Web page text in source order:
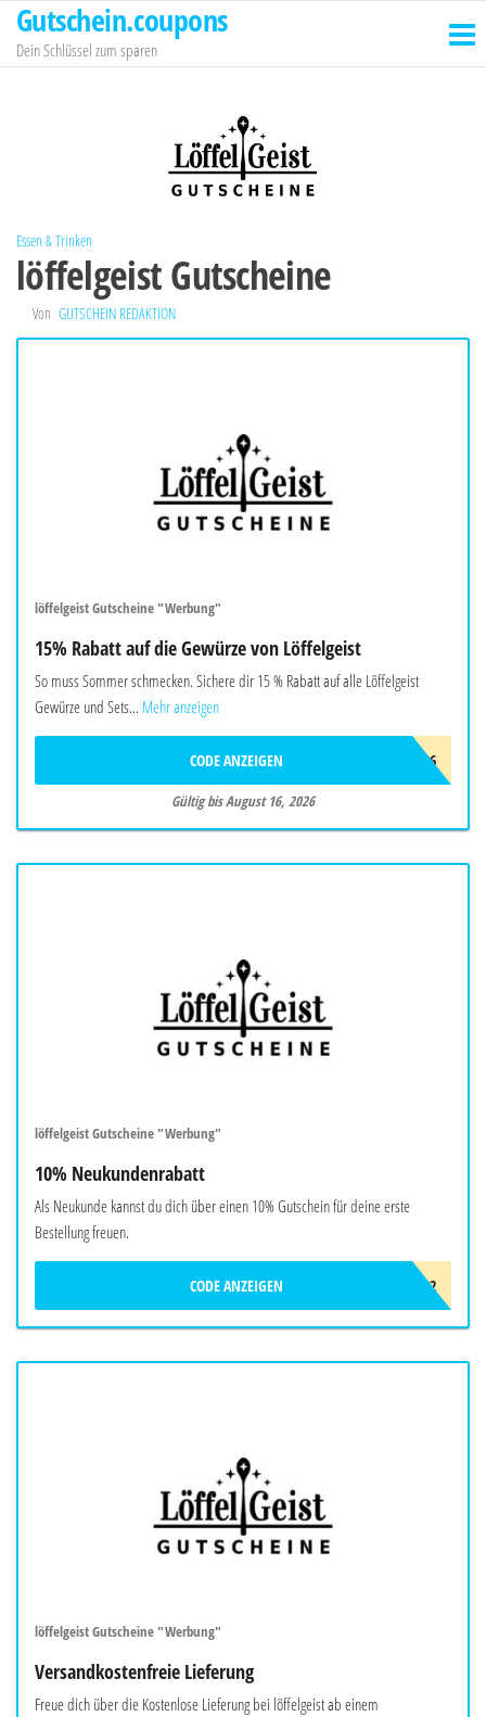
Zum
Inhalt
springen
Gutschein.coupons
Dein Schlüssel zum sparen
Essen & Trinken
löffelgeist Gutscheine
Von GUTSCHEIN REDAKTION
löffelgeist Gutscheine "Werbung"
15% Rabatt auf die Gewürze von Löffelgeist
So muss Sommer schmecken. Sichere dir 15 % Rabatt auf alle Löffelgeist
Gewürze und Sets... Mehr anzeigen
FREUNDE26
CODE ANZEIGEN
Gültig bis August 16, 2026
löffelgeist Gutscheine "Werbung"
10% Neukundenrabatt
Als Neukunde kannst du dich über einen 10% Gutschein für deine erste
Bestellung freuen.
LÖFFELGEIST22
CODE ANZEIGEN
löffelgeist Gutscheine "Werbung"
Versandkostenfreie Lieferung
Freue dich über die Kostenlose Lieferung bei löffelgeist ab einem